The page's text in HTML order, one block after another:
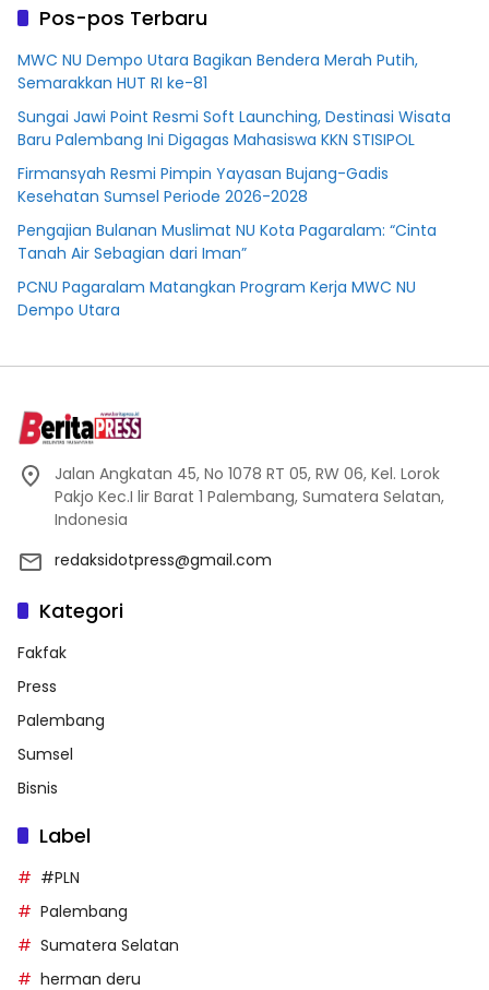
Pos-pos Terbaru
MWC NU Dempo Utara Bagikan Bendera Merah Putih,
Semarakkan HUT RI ke-81
Sungai Jawi Point Resmi Soft Launching, Destinasi Wisata
Baru Palembang Ini Digagas Mahasiswa KKN STISIPOL
Firmansyah Resmi Pimpin Yayasan Bujang-Gadis
Kesehatan Sumsel Periode 2026-2028
Pengajian Bulanan Muslimat NU Kota Pagaralam: “Cinta
Tanah Air Sebagian dari Iman”
PCNU Pagaralam Matangkan Program Kerja MWC NU
Dempo Utara
Jalan Angkatan 45, No 1078 RT 05, RW 06, Kel. Lorok
Pakjo Kec.I lir Barat 1 Palembang, Sumatera Selatan,
Indonesia
redaksidotpress@gmail.com
Kategori
Fakfak
Press
Palembang
Sumsel
Bisnis
Label
#PLN
Palembang
Sumatera Selatan
herman deru